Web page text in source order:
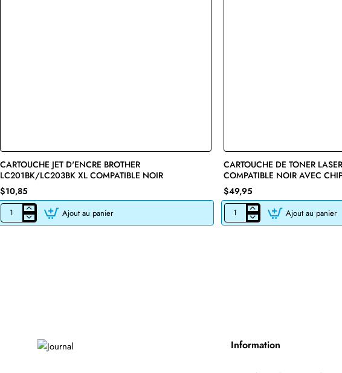
CARTOUCHE JET D'ENCRE BROTHER
LC201BK/LC203BK XL COMPATIBLE NOIR
$10,85
CARTOUCHE
JET
Ajout au panier
CARTOUCHE DE TONER
COMPATIBLE NOIR AVEC
$49,95
CARTOUCHE
DE
Ajout au panier
Information